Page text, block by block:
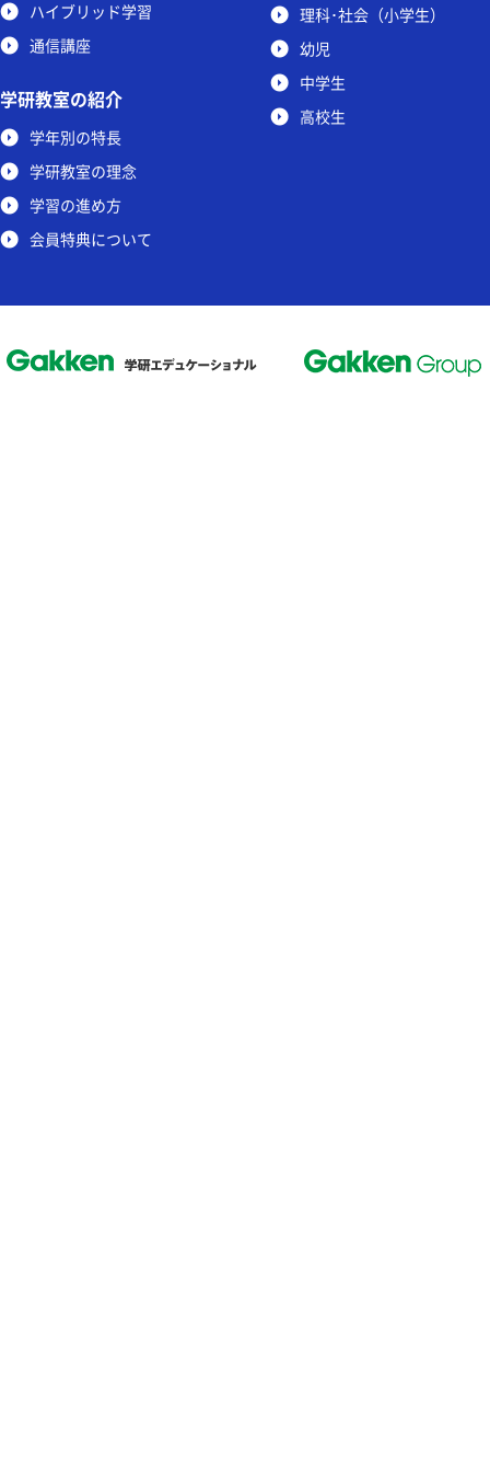
ハイブリッド学習
通信講座
学研教室の紹介
学年別の特長
学研教室の理念
学習の進め方
会員特典について
理科･社会（小学生）
幼児
中学生
高校生